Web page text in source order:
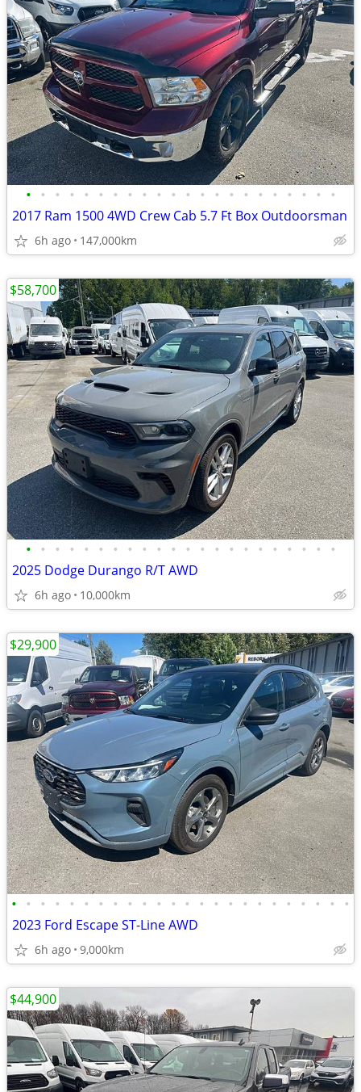
• • • • • • • • • • • • • • • • • • • • • •
2017 Ram 1500 4WD Crew Cab 5.7 Ft Box Outdoorsman
6h ago 147,000km
• • • • • • • • • • • • • • • • • • • • • •
2025 Dodge Durango R/T AWD
6h ago 10,000km
$58,700
• • • • • • • • • • • • • • • • • • • • • • • •
2023 Ford Escape ST-Line AWD
6h ago 9,000km
$29,900
$44,900